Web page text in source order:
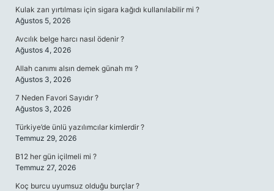
Kulak zarı yırtılması için sigara kağıdı kullanılabilir mi ?
Ağustos 5, 2026
Avcılık belge harcı nasıl ödenir ?
Ağustos 4, 2026
Allah canımı alsın demek günah mı ?
Ağustos 3, 2026
7 Neden Favori Sayıdır ?
Ağustos 3, 2026
Türkiye’de ünlü yazılımcılar kimlerdir ?
Temmuz 29, 2026
B12 her gün içilmeli mi ?
Temmuz 27, 2026
Koç burcu uyumsuz olduğu burçlar ?